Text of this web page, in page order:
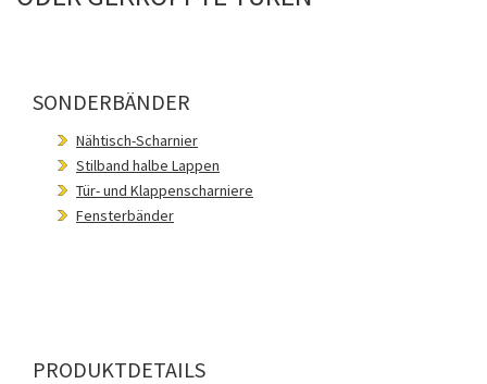
SONDERBÄNDER
Nähtisch-Scharnier
Stilband halbe Lappen
Tür- und Klappenscharniere
Fensterbänder
PRODUKTDETAILS